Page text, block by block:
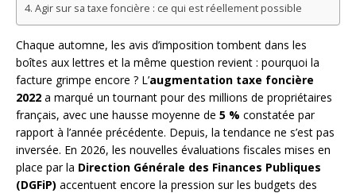
Agir sur sa taxe foncière : ce qui est réellement possible
Chaque automne, les avis d’imposition tombent dans les
boîtes aux lettres et la même question revient : pourquoi la
facture grimpe encore ? L’augmentation taxe foncière
2022 a marqué un tournant pour des millions de propriétaires
français, avec une hausse moyenne de 5 % constatée par
rapport à l’année précédente. Depuis, la tendance ne s’est pas
inversée. En 2026, les nouvelles évaluations fiscales mises en
place par la Direction Générale des Finances Publiques
(DGFiP) accentuent encore la pression sur les budgets des